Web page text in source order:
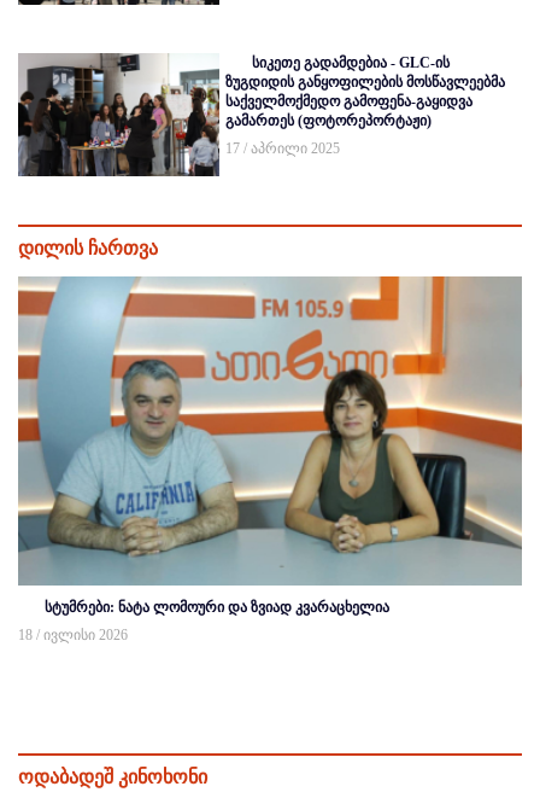
სიკეთე გადამდებია - GLC-ის
ზუგდიდის განყოფილების მოსწავლეებმა
საქველმოქმედო გამოფენა-გაყიდვა
გამართეს (ფოტორეპორტაჟი)
17 / აპრილი 2025
დილის ჩართვა
სტუმრები: ნატა ლომოური და ზვიად კვარაცხელია
18 / ივლისი 2026
ოდაბადეშ კინოხონი